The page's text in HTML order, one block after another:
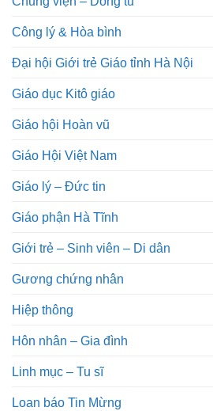
Công lý & Hòa bình
Đại hội Giới trẻ Giáo tỉnh Hà Nội
Giáo dục Kitô giáo
Giáo hội Hoàn vũ
Giáo Hội Việt Nam
Giáo lý – Đức tin
Giáo phận Hà Tĩnh
Giới trẻ – Sinh viên – Di dân
Gương chứng nhân
Hiệp thông
Hôn nhân – Gia đình
Linh mục – Tu sĩ
Loan báo Tin Mừng